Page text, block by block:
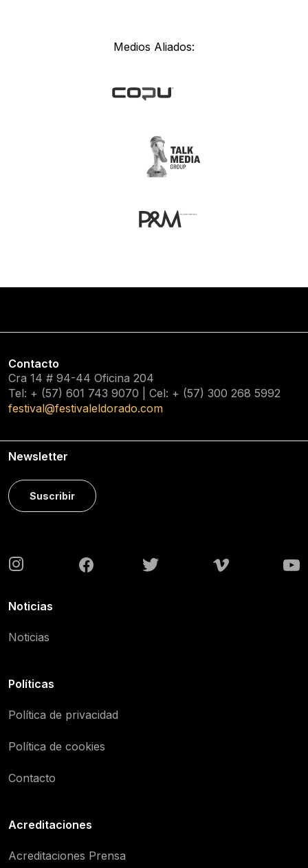
Medios Aliados:
Contacto
Cra 14 # 94-44 Oficina 204
Tel: + (57) 601 743 9070 | Cel: + (57) 300 268 5992
festival@festivaleldorado.com
Newsletter
Suscribir
Noticias
Noticias
Políticas
Política de privacidad
Política de cookies
Contacto
Acreditaciones
Acreditaciones Prensa